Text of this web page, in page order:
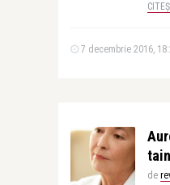
7 decembrie 2016,
de